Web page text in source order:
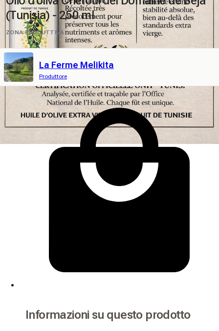
(Tunisia) - 250 ml
ZONA PRODUTTIVA
La Ferme Melikita
Produttore
Informazioni su questo prodotto